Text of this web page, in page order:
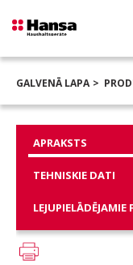
GALVENĀ LAPA
APRAKSTS
TEHNISKIE DATI
LEJUPIELĀDĒJAMIE